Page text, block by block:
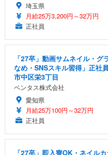
埼玉県
月給25万3,200円～32万円
正社員
「27卒」動画サムネイル・
なめ・SNSスキル習得」正社
市中区栄3丁目
ベンタス株式会社
愛知県
月給25万100円～32万円
正社員
「27卒」即入寮OK・ネイル